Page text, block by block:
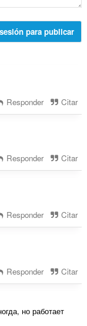
para publicar
Responder Citar
Responder Citar
Responder Citar
Responder Citar
но работает